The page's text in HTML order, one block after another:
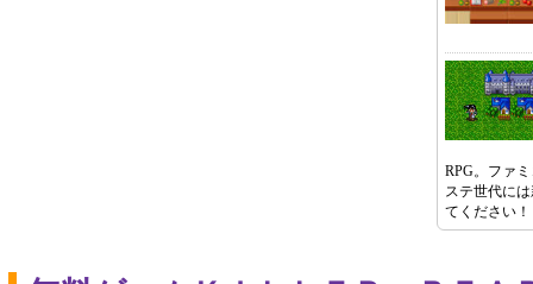
RPG。ファ
ステ世代に
てください